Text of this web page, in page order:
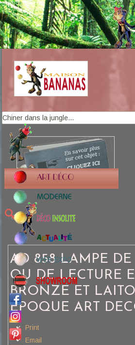
AD 858 LAMPE
OU DE LECTURE
BRONZE ET
EPOQUE ART
Print
Email